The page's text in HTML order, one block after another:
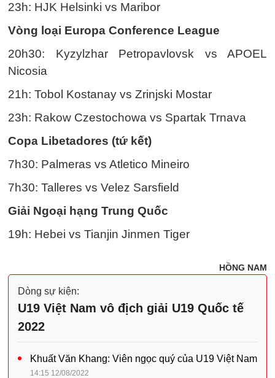
23h: HJK Helsinki vs Maribor
Vòng loại Europa Conference League
20h30: Kyzylzhar Petropavlovsk vs APOEL
Nicosia
21h: Tobol Kostanay vs Zrinjski Mostar
23h: Rakow Czestochowa vs Spartak Trnava
Copa Libetadores (tứ kết)
7h30: Palmeras vs Atletico Mineiro
7h30: Talleres vs Velez Sarsfield
Giải Ngoại hạng Trung Quốc
19h: Hebei vs Tianjin Jinmen Tiger
HỒNG NAM
Dòng sự kiện:
U19 Việt Nam vô địch giải U19 Quốc tế
2022
Khuất Văn Khang: Viên ngọc quý của U19 Việt Nam
14:15 12/08/2022